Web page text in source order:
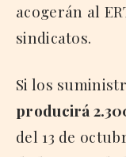
acogerán al
sindicatos.
Si los
producirá
del 13 de